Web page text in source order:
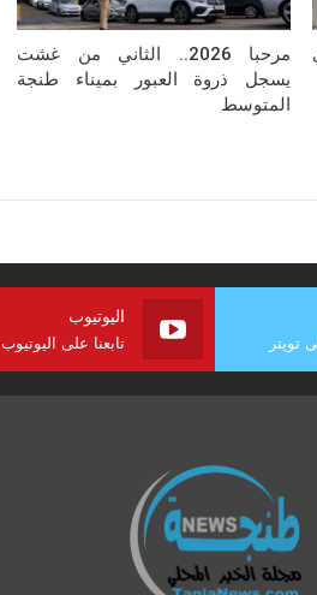
مرحبا 2026.. الثاني من غشت
يسجل ذروة العبور بميناء طنجة
المتوسط
تويتر
اليوتيوب
تابعنا على اليوتيوب